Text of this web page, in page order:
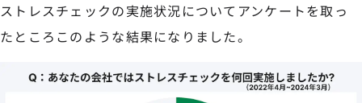
ストレスチェックの実施状況についてアンケートを取っ
たところこのような結果になりました。